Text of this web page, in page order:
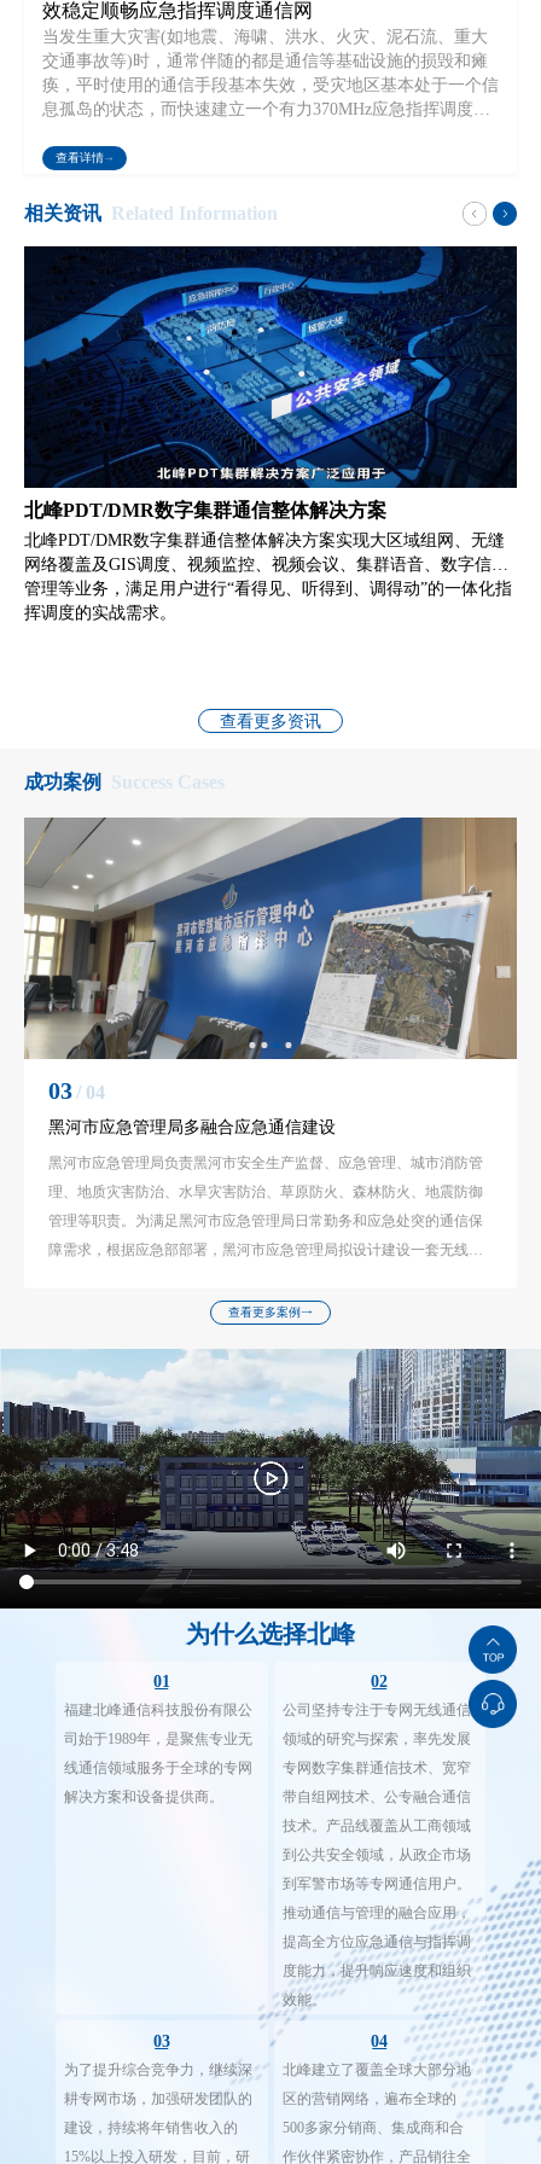
效稳定顺畅应急指挥调度通信网
当发生重大灾害(如地震、海啸、洪水、火灾、泥石流、重大
交通事故等)时，通常伴随的都是通信等基础设施的损毁和瘫
痪，平时使用的通信手段基本失效，受灾地区基本处于一个信
息孤岛的状态，而快速建立一个有力370MHz应急指挥调度窄
急通信设备发挥作用的时刻。
查看详情
相关资讯 Related Information
北峰PDT/DMR数字集群通信整体解决方案
北峰PDT/DMR数字集群通信整体解决方案实现大区域组网、无缝
网络覆盖及GIS调度、视频监控、视频会议、集群语音、数字信息
管理等业务，满足用户进行“看得见、听得到、调得动”的一体化指
挥调度的实战需求。
查看更多资讯
成功案例 Success Cases
04/ 04
北峰为部队提供对讲系统解决方案
北峰为部队提供对讲系统解决方案:为解决部队中通信效率低、通信不
方便等提出的无线对讲系统设计建设方案
查看更多案例
为什么选择北峰
司始于1989年，是聚焦专业无
线通信领域服务于全球的专网
解决方案和设备提供商。
公司坚持专注于专网无线通信
领域的研究与探索，率先发展
专网数字集群通信技术、宽窄
带自组网技术、公专融合通信
技术。产品线覆盖从工商领域
到公共安全领域，从政企市场
到军警市场等专网通信用户。
推动通信与管理的融合应用，
提高全方位应急通信与指挥调
度能力，提升响应速度和组织
效能。
耕专网市场，加强研发团队的
建设，持续将年销售收入的
15%以上投入研发，目前，研
发人员占比30%、拥有100多项
知识产权专利。同时已在全国
04
北峰建立了覆盖全球大部分地
区的营销网络，遍布全球的
500多家分销商、集成商和合
作伙伴紧密协作，产品销往全
球50多个国家及地区。以"专业
通信领域实现客户所需"为己